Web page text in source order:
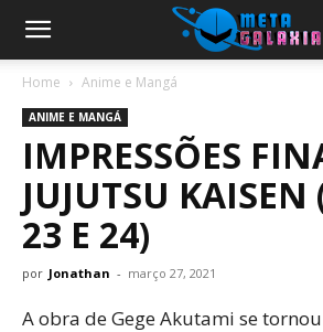
Home Anime e Mangá
ANIME E MANGÁ
IMPRESSÕES
JUJUTSU KAISEN
23 E 24)
por Jonathan - março 27, 2021
A obra de Gege Akutami se tornou